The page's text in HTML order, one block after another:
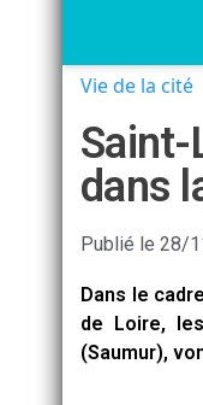
Vie de la cité
Saint-
dans
Publié le 28/
Dans le
de Loire,
(Saumur),